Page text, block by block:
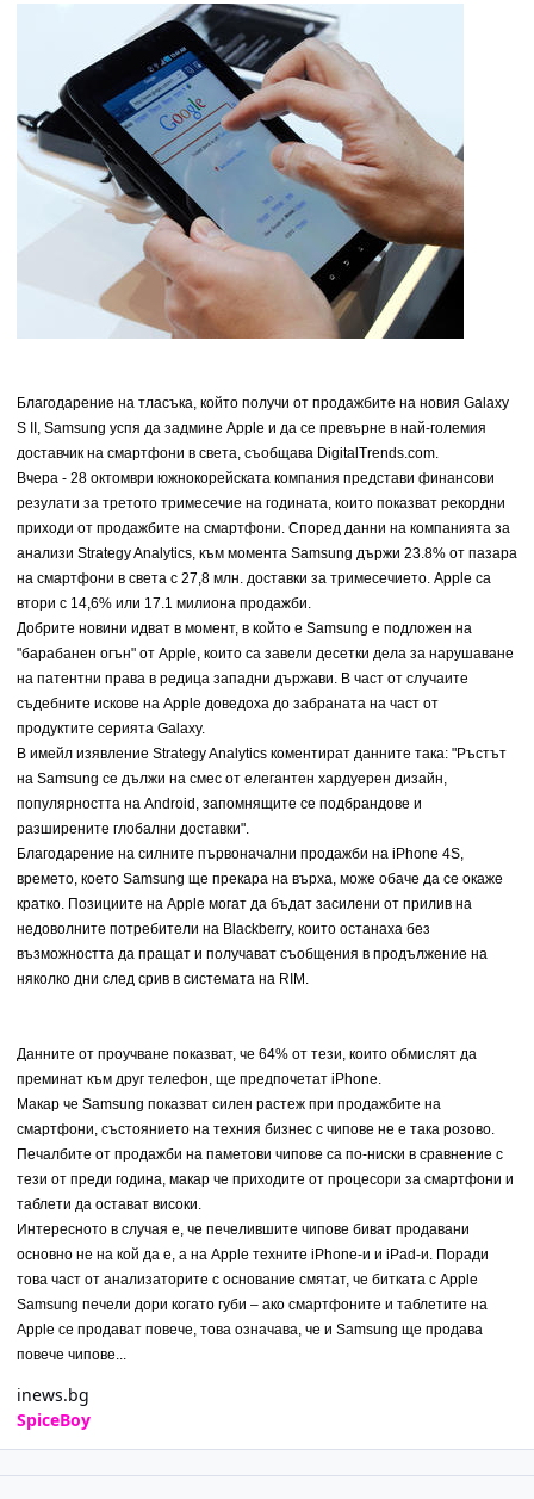
Благодарение на тласъка, който получи от продажбите на новия Galaxy
S II, Samsung успя да задмине Apple и да се превърне в най-големия
доставчик на смартфони в света, съобщава DigitalTrends.com.
Вчера - 28 октомври южнокорейската компания представи финансови
резулати за третото тримесечие на годината, които показват рекордни
приходи от продажбите на смартфони. Според данни на компанията за
анализи Strategy Analytics, към момента Samsung държи 23.8% от пазара
на смартфони в света с 27,8 млн. доставки за тримесечието. Apple са
втори с 14,6% или 17.1 милиона продажби.
Добрите новини идват в момент, в който е Samsung e подложен на
"барабанен огън" от Apple, които са завели десетки дела за нарушаване
на патентни права в редица западни държави. В част от случаите
съдебните искове на Apple доведоха до забраната на част от
продуктите сериятa Galaxy.
В имейл изявление Strategy Analytics коментират данните така: "Ръстът
на Samsung се дължи на смес от елегантен хардуерен дизайн,
популярността на Android, запомнящите се подбрандове и
разширените глобални доставки".
Благодарение на силните първоначални продажби на iPhone 4S,
времето, което Samsung ще прекара на върха, може обаче да се окаже
кратко. Позициите на Apple могат да бъдат засилени от прилив на
недоволните потребители на Blackberry, които останаха без
възможността да пращат и получават съобщения в продължение на
няколко дни след срив в системата на RIM.
Данните от проучване показват, че 64% от тези, които обмислят да
преминат към друг телефон, ще предпочетат iPhone.
Макар че Samsung показват силен растеж при продажбите на
смартфони, състоянието на техния бизнес с чипове не е така розово.
Печалбите от продажби на паметови чипове са по-ниски в сравнение с
тези от преди година, макар че приходите от процесори за смартфони и
таблети да остават високи.
Интересното в случая е, че печелившите чипове биват продавани
основно не на кой да е, а на Apple техните iPhone-и и iPad-и. Поради
това част от анализаторите с основание смятат, че битката с Apple
Samsung печели дори когато губи – ако смартфоните и таблетите на
Apple се продават повече, това означава, че и Samsung ще продава
повече чипове...
inews.bg
SpiceBoy